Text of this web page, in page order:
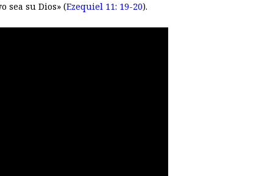
sea su Dios» (Ezequiel 11: 19-20).